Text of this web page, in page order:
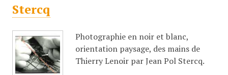
Stercq
Photographie en noir et blanc,
orientation paysage, des mains de
Thierry Lenoir par Jean Pol Stercq.